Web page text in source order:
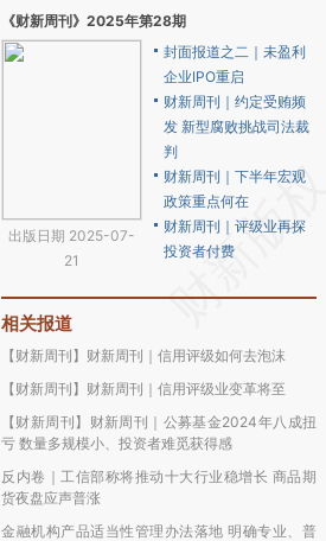
《财新周刊》2025年第28期
出版日期 2025-07-
21
封面报道之二｜未盈利
企业IPO重启
财新周刊｜约定受贿频
发 新型腐败挑战司法裁
判
财新周刊｜下半年宏观
政策重点何在
财新周刊｜评级业再探
投资者付费
相关报道
【财新周刊】财新周刊｜信用评级如何去泡沫
【财新周刊】财新周刊｜信用评级业变革将至
【财新周刊】财新周刊｜公募基金2024年八成扭
亏 数量多规模小、投资者难觅获得感
反内卷｜工信部称将推动十大行业稳增长 商品期
货夜盘应声普涨
金融机构产品适当性管理办法落地 明确专业、普